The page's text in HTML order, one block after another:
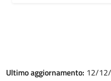
Ultimo aggiornamento: 12/